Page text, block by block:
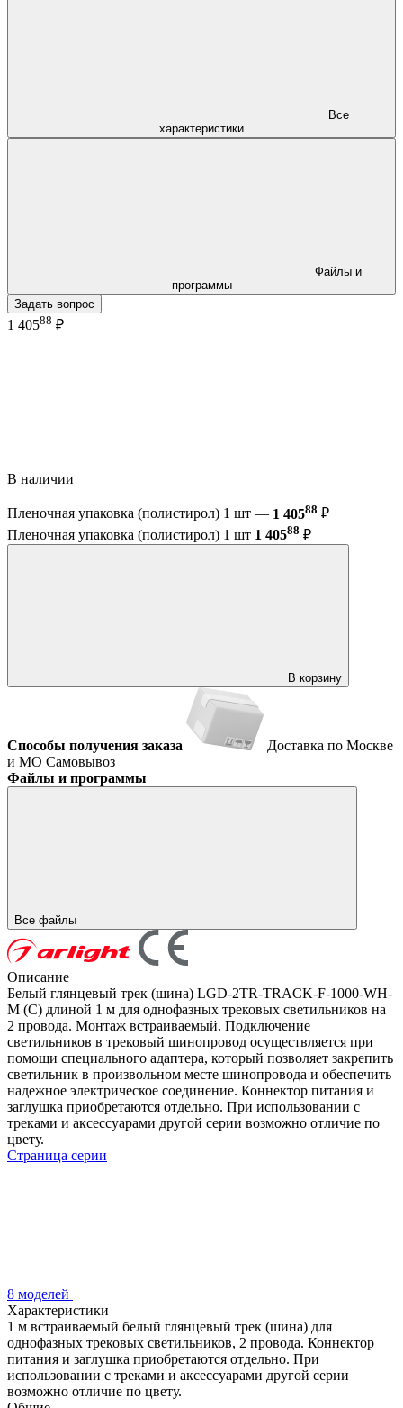
характеристики
программы
Задать вопрос
1 40588 ₽
В наличии
Пленочная упаковка (полистирол) 1 шт — 1 40588 ₽
Пленочная упаковка (полистирол) 1 шт 1 40588 ₽
В корзину
Способы получения заказа
Доставка по Москве
и МО Самовывоз
Файлы и программы
Все файлы
Описание
Белый глянцевый трек (шина) LGD-2TR-TRACK-F-1000-WH-
M (C) длиной 1 м для однофазных трековых светильников на
2 провода. Монтаж встраиваемый. Подключение
светильников в трековый шинопровод осуществляется при
помощи специального адаптера, который позволяет закрепить
светильник в произвольном месте шинопровода и обеспечить
надежное электрическое соединение. Коннектор питания и
заглушка приобретаются отдельно. При использовании с
треками и аксессуарами другой серии возможно отличие по
цвету.
Страница серии
8 моделей
Характеристики
1 м встраиваемый белый глянцевый трек (шина) для
однофазных трековых светильников, 2 провода. Коннектор
питания и заглушка приобретаются отдельно. При
использовании с треками и аксессуарами другой серии
возможно отличие по цвету.